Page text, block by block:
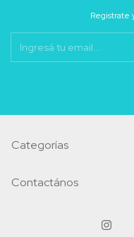
Registrate
Categorías
Contactános